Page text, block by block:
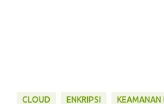
CLOUD ENKRIPSI KEAMANAN